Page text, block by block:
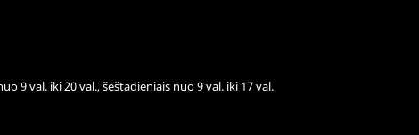
9 val. iki 20 val., šeštadieniais nuo 9 val. iki 17 val.